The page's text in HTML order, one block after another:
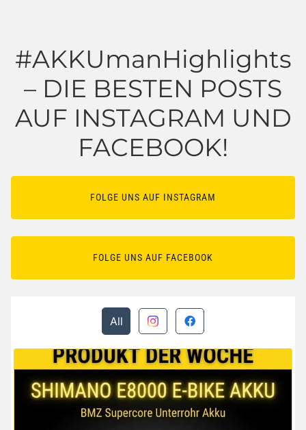
#AKKUmanHighlights
– DIE BESTEN POSTS
AUF INSTAGRAM UND
FACEBOOK!
FOLGE UNS AUF INSTAGRAM
FOLGE UNS AUF FACEBOOK